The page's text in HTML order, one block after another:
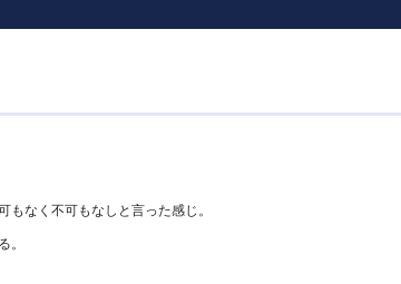
なく不可もなしと言った感じ。
。